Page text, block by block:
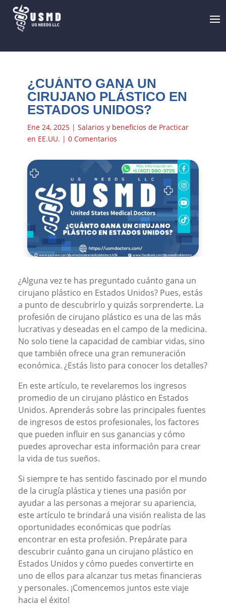
¿CUÁNTO GANA UN
CIRUJANO PLÁSTICO EN
ESTADOS UNIDOS?
Ene 24, 2025| Salarios y beneficios de Practicar
en EE.UU. | 0 Comentarios
¿Alguna vez te has preguntado cuánto gana un
cirujano plástico en Estados Unidos? Pues, estás
a punto de descubrirlo y quizás sorprenderte. La
profesión de cirujano plástico es una de las más
lucrativas y deseadas en el campo de la medicina.
No solo tiene la capacidad de cambiar vidas, sino
que también ofrece una gran remuneración
económica. ¿Estás listo para conocer los detalles?
En este artículo, te revelaremos los ingresos
promedio de un cirujano plástico en Estados
Unidos. Aprenderás sobre las principales fuentes
de ingresos de estos profesionales, los factores
que pueden influir en sus ganancias y cómo
puedes aprovechar esta información para crear
la vida de tus sueños.
Si siempre te has sentido fascinado por el mundo
de la cirugía plástica y tienes una pasión por
ayudar a las personas a mejorar su apariencia,
este artículo te brindará una visión realista de las
oportunidades económicas que podrías
encontrar en esta profesión. Prepárate para
descubrir cuánto gana un cirujano plástico en
Estados Unidos y cómo puedes convertirte en
uno de ellos para alcanzar tus metas financieras
y personales. ¡Comencemos juntos este viaje
hacia el éxito!